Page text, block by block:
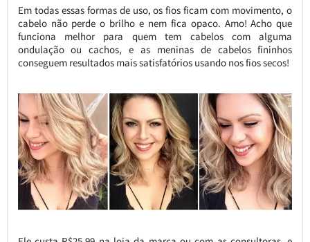
Em todas essas formas de uso, os fios ficam com movimento, o
cabelo não perde o brilho e nem fica opaco. Amo! Acho que
funciona melhor para quem tem cabelos com alguma
ondulação ou cachos, e as meninas de cabelos fininhos
conseguem resultados mais satisfatórios usando nos fios secos!